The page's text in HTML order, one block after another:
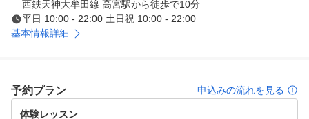
「パーソナルレッスンって高いんでしょ？」というあなた
には月額2万円ポッキリの月謝コースがオススメです。ま
あります。
西鉄天神大牟田線 高宮駅から徒歩で10分
平日 10:00 - 22:00 土日祝 10:00 - 22:00
基本情報詳細
予約プラン 申込みの流れを見る
体験レッスン